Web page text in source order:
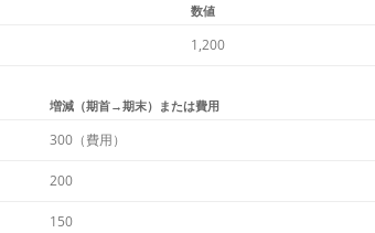
数値
1,200
増減（期首→期末）または費用
300（費用）
200
150